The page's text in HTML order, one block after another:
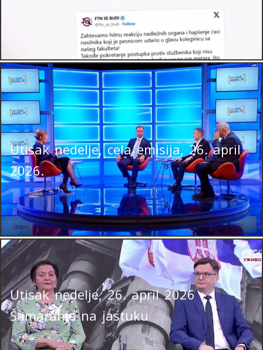
Utisak nedelje, cela emisija, 26. april
2026.
Utisak nedelje, 26. april 2026 –
Šamaranje na jastuku